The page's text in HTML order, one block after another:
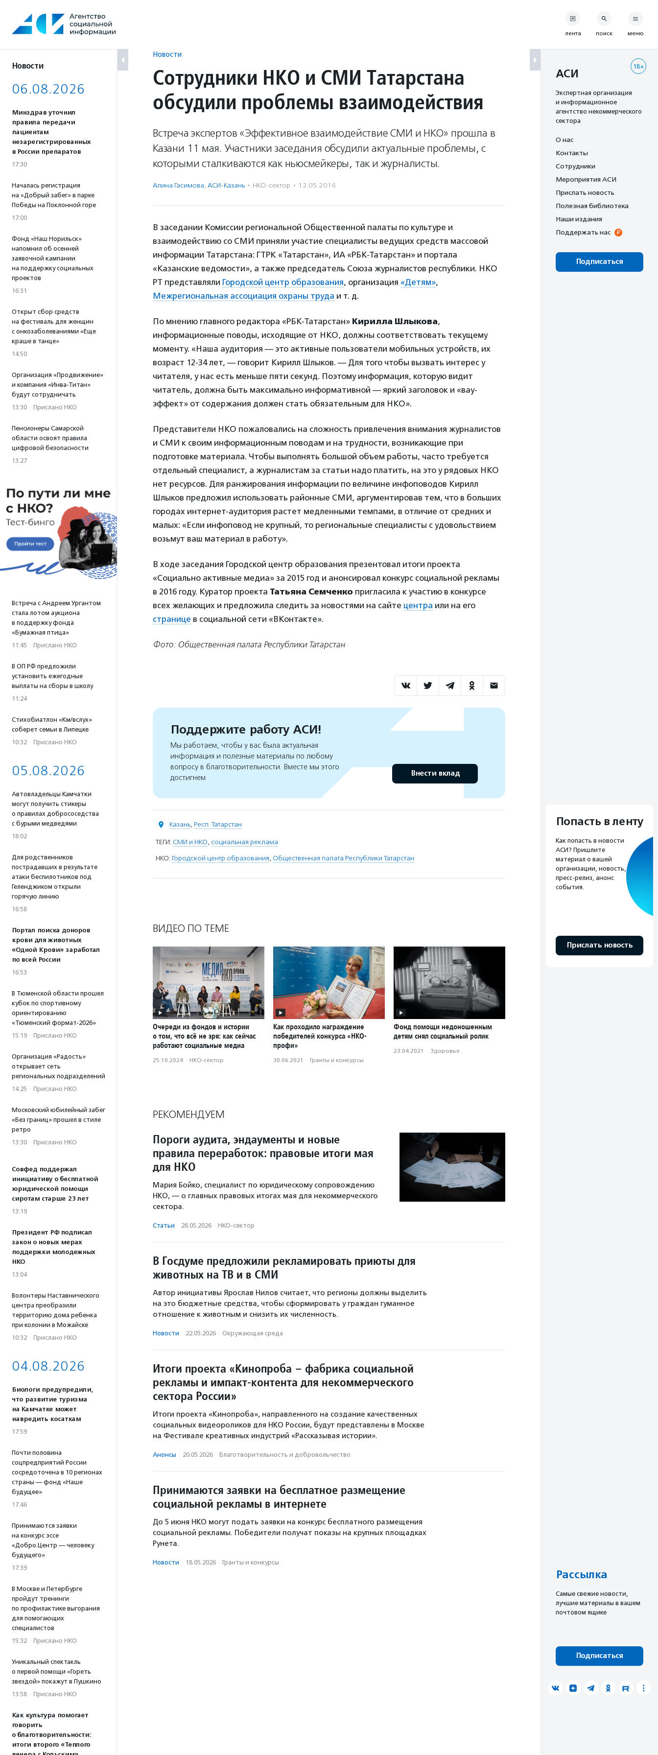
содержанию
Новости
06.08.2026
Минздрав уточнил
правила передачи
пациентам
незарегистрированных
в России препаратов
17:30
Началась регистрация
на «Добрый забег» в парке
Победы на Поклонной горе
17:00
Фонд «Наш Норильск»
напомнил об осенней
заявочной кампании
на поддержку социальных
проектов
16:31
Открыт сбор средств
на фестиваль для женщин
с онкозаболеваниями «Еще
краше в танце»
14:50
Организация «Продвижение»
и компания «Инва-Титан»
будут сотрудничать
13:30 · Прислано НКО
Пенсионеры Самарской
области освоят правила
цифровой безопасности
13:27
Встреча с Андреем Ургантом
стала лотом аукциона
в поддержку фонда
«Бумажная птица»
11:45 · Прислано НКО
В ОП РФ предложили
установить ежегодные
выплаты на сборы в школу
11:24
Стихобиатлон «Км/вслух»
соберет семьи в Липецке
10:32 · Прислано НКО
05.08.2026
Автовладельцы Камчатки
могут получить стикеры
о правилах добрососедства
с бурыми медведями
18:02
Для родственников
пострадавших в результате
атаки беспилотников под
Геленджиком открыли
горячую линию
16:58
Портал поиска доноров
крови для животных
«Одной Крови» заработал
по всей России
16:53
В Тюменской области прошел
кубок по спортивному
ориентированию
«Тюменский формат-2026»
15:19 · Прислано НКО
Организация «Радость»
открывает сеть
региональных подразделений
14:25 · Прислано НКО
Московский юбилейный забег
«Без границ» прошел в стиле
ретро
13:30 · Прислано НКО
Совфед поддержал
инициативу о бесплатной
юридической помощи
сиротам старше 23 лет
13:19
Президент РФ подписал
закон о новых мерах
поддержки молодежных
НКО
13:04
Волонтеры Наставнического
центра преобразили
территорию дома ребенка
при колонии в Можайске
10:32 · Прислано НКО
04.08.2026
Биологи предупредили,
что развитие туризма
на Камчатке может
навредить косаткам
17:59
Почти половина
соцпредприятий России
сосредоточена в 10 регионах
страны — фонд «Наше
будущее»
17:46
Принимаются заявки
на конкурс эссе
«Добро.Центр — человеку
будущего»
17:39
В Москве и Петербурге
пройдут тренинги
по профилактике выгорания
для помогающих
специалистов
15:32 · Прислано НКО
Уникальный спектакль
о первой помощи «Гореть
звездой» покажут в Пушкино
13:58 · Прислано НКО
Как культура помогает
говорить
о благотворительности:
итоги второго «Теплого
Новости
Сотрудники НКО и СМИ Татарстана
обсудили проблемы взаимодействия
Встреча экспертов «Эффективное взаимодействие СМИ и НКО» прошла в
Казани 11 мая. Участники заседания обсудили актуальные проблемы, с
которыми сталкиваются как ньюсмейкеры, так и журналисты.
Алина Гасимова, АСИ-Казань · НКО-сектор · 12.05.2016
В заседании Комиссии региональной Общественной палаты по культуре и
взаимодействию со СМИ приняли участие специалисты ведущих средств массовой
информации Татарстана: ГТРК «Татарстан», ИА «РБК-Татарстан» и портала
«Казанские ведомости», а также председатель Союза журналистов республики. НКО
РТ представляли Городской центр образования, организация «Детям»,
Межрегиональная ассоциация охраны труда и т. д.
По мнению главного редактора «РБК-Татарстан» Кирилла Шлыкова,
информационные поводы, исходящие от НКО, должны соответствовать текущему
моменту. «Наша аудитория — это активные пользователи мобильных устройств, их
возраст 12-34 лет, — говорит Кирилл Шлыков. — Для того чтобы вызвать интерес у
читателя, у нас есть меньше пяти секунд. Поэтому информация, которую видит
читатель, должна быть максимально информативной — яркий заголовок и «вау-
эффект» от содержания должен стать обязательным для НКО».
Представители НКО пожаловались на сложность привлечения внимания журналистов
и СМИ к своим информационным поводам и на трудности, возникающие при
подготовке материала. Чтобы выполнять большой объем работы, часто требуется
отдельный специалист, а журналистам за статьи надо платить, на это у рядовых НКО
нет ресурсов. Для ранжирования информации по величине инфоповодов Кирилл
Шлыков предложил использовать районные СМИ, аргументировав тем, что в больших
городах интернет-аудитория растет медленными темпами, в отличие от средних и
малых: «Если инфоповод не крупный, то региональные специалисты с удовольствием
возьмут ваш материал в работу».
В ходе заседания Городской центр образования презентовал итоги проекта
«Социально активные медиа» за 2015 год и анонсировал конкурс социальной рекламы
в 2016 году. Куратор проекта Татьяна Семченко пригласила к участию в конкурсе
всех желающих и предложила следить за новостями на сайте центра или на его
странице в социальной сети «ВКонтакте».
Фото: Общественная палата Республики Татарстан
Поддержите работу АСИ!
Мы работаем, чтобы у вас была актуальная
информация и полезные материалы по любому
вопросу в благотворительности. Вместе мы этого
достигнем
Внести вклад
Казань, Респ. Татарстан
ТЕГИ: СМИ и НКО, социальная реклама
НКО: Городской центр образования, Общественная палата Республики Татарстан
ВИДЕО ПО ТЕМЕ
Очереди из фондов и истории
о том, что всё не зря: как сейчас
работают социальные медиа
25.10.2024 · НКО-сектор
Как проходило награждение
победителей конкурса «НКО-
профи»
30.06.2021 · Гранты и конкурсы
Фонд помощи недоношенным
детям снял социальный ролик
23.04.2021 · Здоровье
РЕКОМЕНДУЕМ
Пороги аудита, эндаументы и новые
правила переработок: правовые итоги мая
для НКО
Мария Бойко, специалист по юридическому сопровождению
НКО, — о главных правовых итогах мая для некоммерческого
сектора.
Статьи · 28.05.2026 · НКО-сектор
В Госдуме предложили рекламировать приюты для
животных на ТВ и в СМИ
Автор инициативы Ярослав Нилов считает, что регионы должны выделить
на это бюджетные средства, чтобы сформировать у граждан гуманное
отношение к животным и снизить их численность.
Новости · 22.05.2026 · Окружающая среда
Итоги проекта «Кинопроба – фабрика социальной
рекламы и импакт-контента для некоммерческого
сектора России»
Итоги проекта «Кинопроба», направленного на создание качественных
социальных видеороликов для НКО России, будут представлены в Москве
на Фестивале креативных индустрий «Рассказывая истории».
Анонсы · 20.05.2026 · Благотвори­тель­ность и доброволь­чест­во
Принимаются заявки на бесплатное размещение
социальной рекламы в интернете
До 5 июня НКО могут подать заявки на конкурс бесплатного размещения
социальной рекламы. Победители получат показы на крупных площадках
Рунета.
Новости · 18.05.2026 · Гранты и конкурсы
лента поиск меню
18+
АСИ
Экспертная организация
и информационное
агентство некоммерческого
сектора
О нас
Контакты
Сотрудники
Мероприятия АСИ
Прислать новость
Полезная библиотека
Наши издания
Поддержать нас
Подписаться
Попасть в ленту
Как попасть в новости
АСИ? Пришлите
материал о вашей
организации, новость,
пресс-релиз, анонс
события.
Прислать новость
Рассылка
Cамые свежие новости,
лучшие материалы в вашем
почтовом ящике
Подписаться